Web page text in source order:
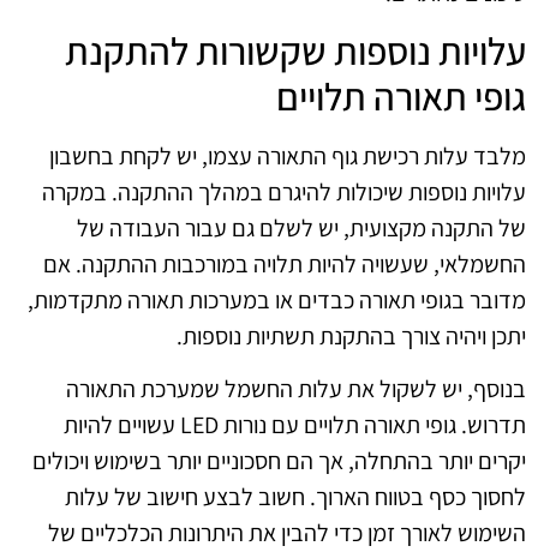
עלויות נוספות שקשורות להתקנת
גופי תאורה תלויים
מלבד עלות רכישת גוף התאורה עצמו, יש לקחת בחשבון
עלויות נוספות שיכולות להיגרם במהלך ההתקנה. במקרה
של התקנה מקצועית, יש לשלם גם עבור העבודה של
החשמלאי, שעשויה להיות תלויה במורכבות ההתקנה. אם
מדובר בגופי תאורה כבדים או במערכות תאורה מתקדמות,
יתכן ויהיה צורך בהתקנת תשתיות נוספות.
בנוסף, יש לשקול את עלות החשמל שמערכת התאורה
תדרוש. גופי תאורה תלויים עם נורות LED עשויים להיות
יקרים יותר בהתחלה, אך הם חסכוניים יותר בשימוש ויכולים
לחסוך כסף בטווח הארוך. חשוב לבצע חישוב של עלות
השימוש לאורך זמן כדי להבין את היתרונות הכלכליים של